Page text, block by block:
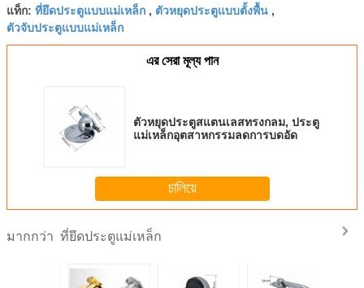
แท็ก: ที่ยึดประตูแบบแม่เหล็ก , ตัวหยุดประตูแบบตั้งพื้น ,
ตัวจับประตูแบบแม่เหล็ก
এর সেরা মূল্য পান
ตัวหยุดประตูสแตนเลสทรงกลม, ประตู
แม่เหล็กอุตสาหกรรมลดการบดอัด
চালিয়ে
มากกว่า ที่ยึดประตูแม่เหล็ก